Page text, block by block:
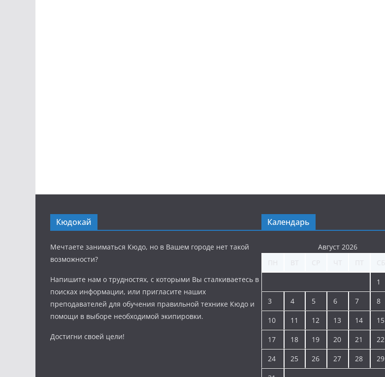
Кюдокай
Мечтаете заниматься Кюдо, но в Вашем городе нет такой
возможности?
Напишите нам о трудностях, с которыми Вы сталкиваетесь в
поисках информации, или пригласите наших
преподавателей для обучения правильной технике Кюдо и
помощи в выборе необходимой экипировки.
Достигни своей цели!
Календарь
Август 2026
1
3 4 5 6 7 8
10 11 12 13 14 15
17 18 19 20 21 22
24 25 26 27 28 29